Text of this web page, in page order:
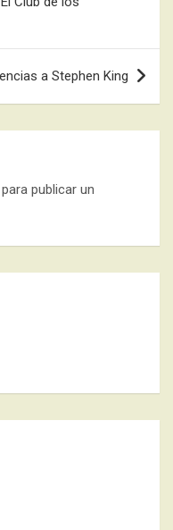
a Stephen King
para publicar un